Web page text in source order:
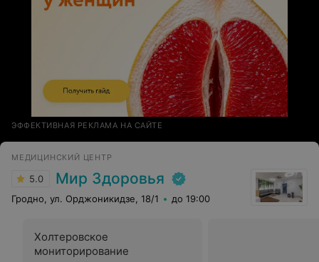
ЭФФЕКТИВНАЯ РЕКЛАМА НА САЙТЕ
МЕДИЦИНСКИЙ ЦЕНТР
5.0 Мир Здоровья
Гродно, ул. Орджоникидзе, 18/1 до 19:00
Холтеровское
мониторирование